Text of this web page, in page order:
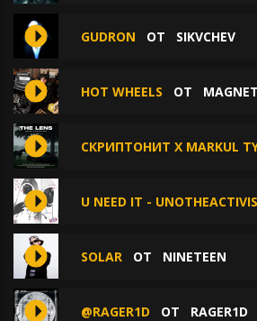
GUDRON ОТ SIKVCHEV
HOT WHEELS ОТ
СКРИПТОНИТ X MARKUL
U NEED IT -
SOLAR ОТ NINETEEN
@RAGER1D ОТ RAGER1D